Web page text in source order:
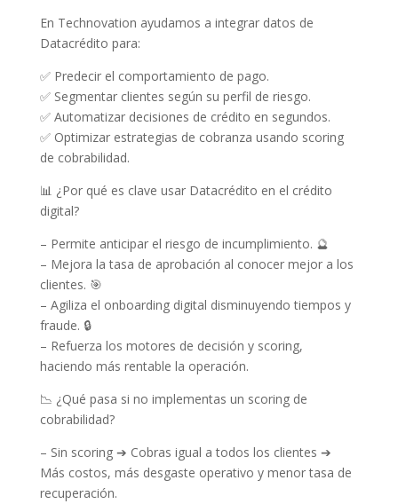
En Technovation ayudamos a integrar datos de
Datacrédito para:
✅ Predecir el comportamiento de pago.
✅ Segmentar clientes según su perfil de riesgo.
✅ Automatizar decisiones de crédito en segundos.
✅ Optimizar estrategias de cobranza usando scoring
de cobrabilidad.
📊 ¿Por qué es clave usar Datacrédito en el crédito
digital?
– Permite anticipar el riesgo de incumplimiento. 🔮
– Mejora la tasa de aprobación al conocer mejor a los
clientes. 🎯
– Agiliza el onboarding digital disminuyendo tiempos y
fraude. 🔒
– Refuerza los motores de decisión y scoring,
haciendo más rentable la operación.
📉 ¿Qué pasa si no implementas un scoring de
cobrabilidad?
– Sin scoring ➔ Cobras igual a todos los clientes ➔
Más costos, más desgaste operativo y menor tasa de
recuperación.